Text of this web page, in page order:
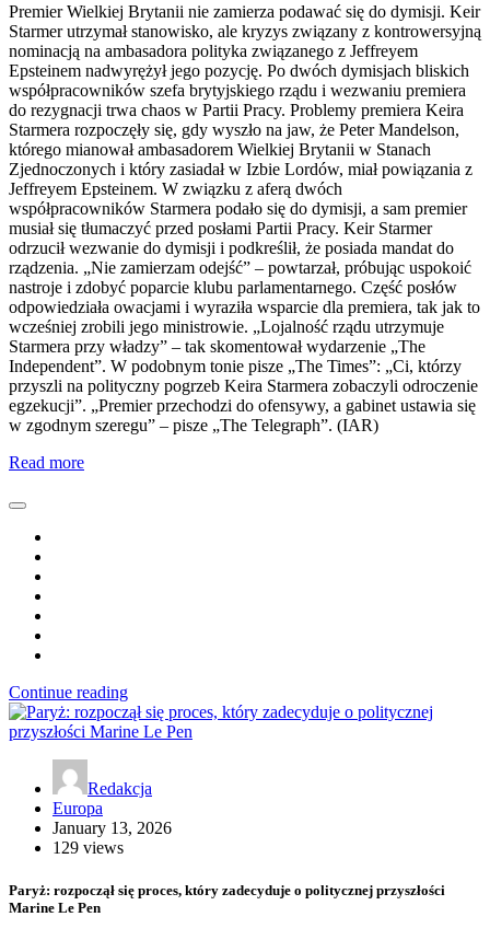
Premier Wielkiej Brytanii nie zamierza podawać się do dymisji. Keir
Starmer utrzymał stanowisko, ale kryzys związany z kontrowersyjną
nominacją na ambasadora polityka związanego z Jeffreyem
Epsteinem nadwyrężył jego pozycję. Po dwóch dymisjach bliskich
współpracowników szefa brytyjskiego rządu i wezwaniu premiera
do rezygnacji trwa chaos w Partii Pracy. Problemy premiera Keira
Starmera rozpoczęły się, gdy wyszło na jaw, że Peter Mandelson,
którego mianował ambasadorem Wielkiej Brytanii w Stanach
Zjednoczonych i który zasiadał w Izbie Lordów, miał powiązania z
Jeffreyem Epsteinem. W związku z aferą dwóch
współpracowników Starmera podało się do dymisji, a sam premier
musiał się tłumaczyć przed posłami Partii Pracy. Keir Starmer
odrzucił wezwanie do dymisji i podkreślił, że posiada mandat do
rządzenia. „Nie zamierzam odejść” – powtarzał, próbując uspokoić
nastroje i zdobyć poparcie klubu parlamentarnego. Część posłów
odpowiedziała owacjami i wyraziła wsparcie dla premiera, tak jak to
wcześniej zrobili jego ministrowie. „Lojalność rządu utrzymuje
Starmera przy władzy” – tak skomentował wydarzenie „The
Independent”. W podobnym tonie pisze „The Times”: „Ci, którzy
przyszli na polityczny pogrzeb Keira Starmera zobaczyli odroczenie
egzekucji”. „Premier przechodzi do ofensywy, a gabinet ustawia się
w zgodnym szeregu” – pisze „The Telegraph”. (IAR)
Read more
Continue reading
Redakcja
Europa
January 13, 2026
129 views
Paryż: rozpoczął się proces, który zadecyduje o politycznej przyszłości
Marine Le Pen